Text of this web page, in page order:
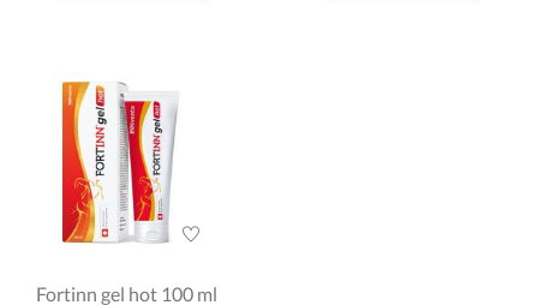
Fortinn gel hot 100 ml